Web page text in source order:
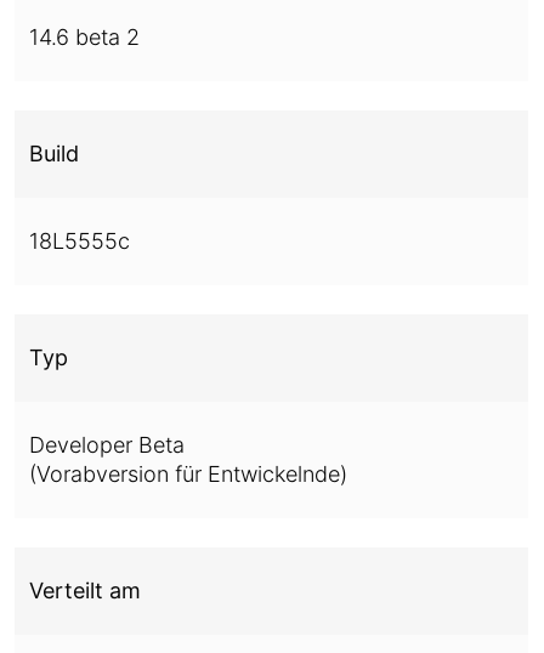
14.6 beta 2
Build
18L5555c
Typ
Developer Beta
(Vorabversion für Entwickelnde)
Verteilt am